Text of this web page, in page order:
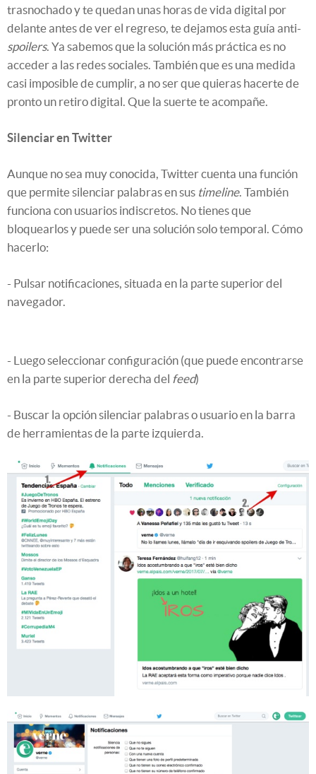
trasnochado y te quedan unas horas de vida digital por
delante antes de ver el regreso, te dejamos esta guía anti-
spoilers. Ya sabemos que la solución más práctica es no
acceder a las redes sociales. También que es una medida
casi imposible de cumplir, a no ser que quieras hacerte de
pronto un retiro digital. Que la suerte te acompañe.
Silenciar en Twitter
Aunque no sea muy conocida, Twitter cuenta una función
que permite silenciar palabras en sus timeline. También
funciona con usuarios indiscretos. No tienes que
bloquearlos y puede ser una solución solo temporal. Cómo
hacerlo:
- Pulsar notificaciones, situada en la parte superior del
navegador.
- Luego seleccionar configuración (que puede encontrarse
en la parte superior derecha del feed)
- Buscar la opción silenciar palabras o usuario en la barra
de herramientas de la parte izquierda.